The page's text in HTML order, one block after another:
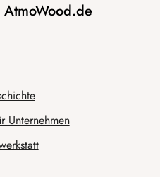
Unternehmen